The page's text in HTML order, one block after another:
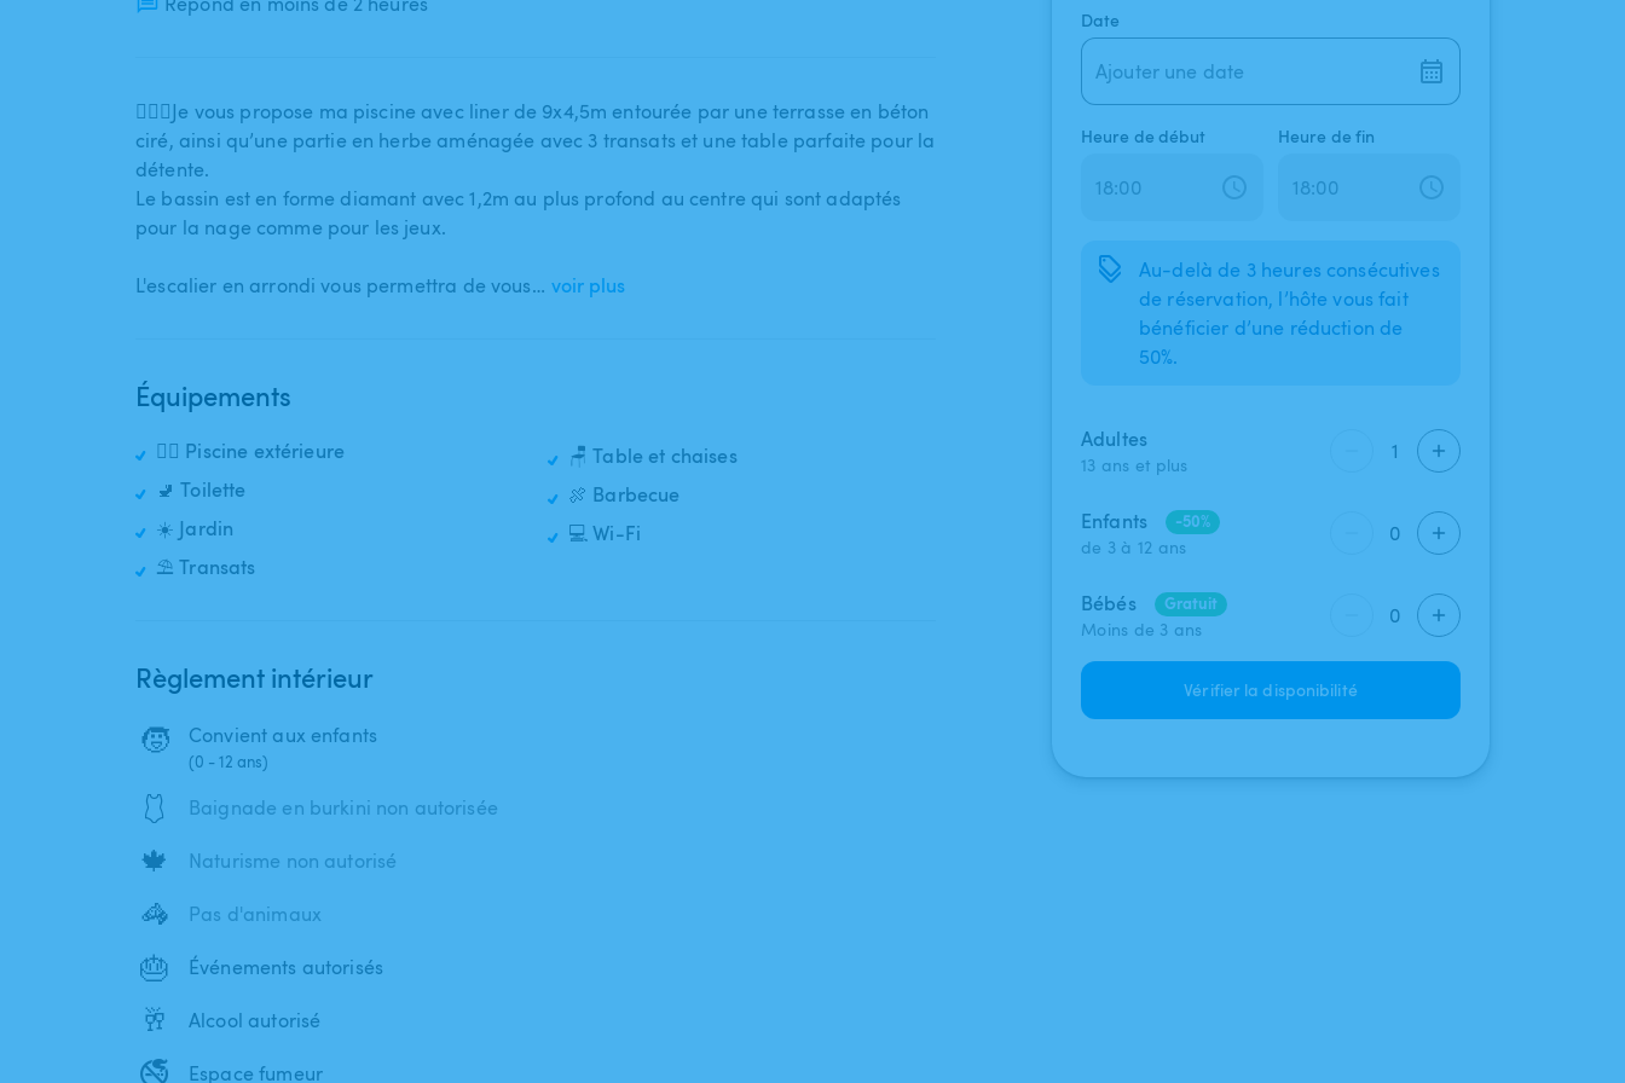
🏊🏻‍♂️Je vous propose ma piscine avec liner de 9x4​,​5m entourée par une terrasse en béton
ciré​,​​ ainsi qu’une partie en herbe aménagée avec 3 transats et une table parfaite pour la
détente.
Le bassin est en forme diamant avec 1​,​2m au plus profond au centre qui sont adaptés
pour la nage comme pour les jeux.
L'escalier en arrondi vous permettra de vous… voir plus
Équipements
🏊‍♂️ Piscine extérieure
🚽 Toilette
☀️ Jardin
⛱️ Transats
🪑 Table et chaises
🍖 Barbecue
💻 Wi-Fi
Règlement intérieur
🧒 Convient aux enfants
(0 - 12 ans)
🩱 Baignade en burkini non autorisée
🍁 Naturisme non autorisé
🦓 Pas d'animaux
🎂 Événements autorisés
🥂 Alcool autorisé
🚭 Espace fumeur
Date
Ajouter une date
Heure de début Heure de fin
Au-delà de 3 heures consécutives
de réservation, l’hôte vous fait
bénéficier d’une réduction de
50%.
Adultes
13 ans et plus
1
Enfants
-50%
de 3 à 12 ans
0
Bébés
Gratuit
Moins de 3 ans
0
Vérifier la disponibilité